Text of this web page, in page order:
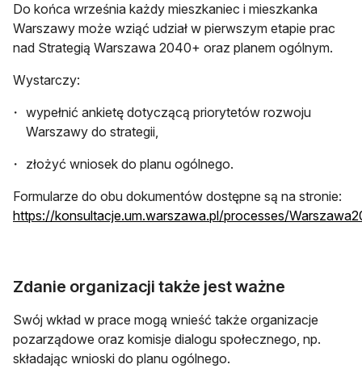
Do końca września każdy mieszkaniec i mieszkanka
Warszawy może wziąć udział w pierwszym etapie prac
nad Strategią Warszawa 2040+ oraz planem ogólnym.
Wystarczy:
wypełnić ankietę dotyczącą priorytetów rozwoju
Warszawy do strategii,
złożyć wniosek do planu ogólnego.
Formularze do obu dokumentów dostępne są na stronie:
https://konsultacje.um.warszawa.pl/processes/
Zdanie organizacji także jest ważne
Swój wkład w prace mogą wnieść także organizacje
pozarządowe oraz komisje dialogu społecznego, np.
składając wnioski do planu ogólnego.